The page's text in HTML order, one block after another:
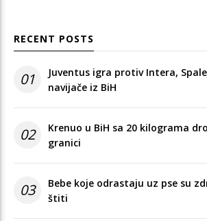
RECENT POSTS
01
Juventus igra protiv Intera,
navijače iz BiH
02
Krenuo u BiH sa 20 kilograma
granici
03
Bebe koje odrastaju uz pse su
štiti